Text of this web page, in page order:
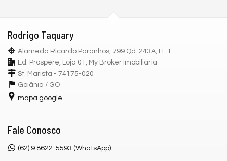
Rodrigo Taquary
Alameda Ricardo Paranhos, 799 Qd. 243A, Lt. 1
Ed. Prospère, Loja 01, My Broker Imobiliária
St. Marista - 74175-020
Goiânia / GO
mapa google
Fale Conosco
(62) 9.8622-5593 (WhatsApp)